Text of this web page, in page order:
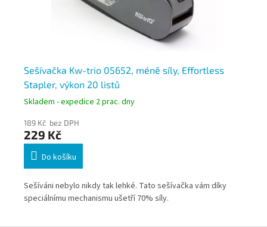
Sešívačka Kw-trio 05652, méně síly, Effortless
Stapler, výkon 20 listů
Skladem - expedice 2 prac. dny
189 Kč bez DPH
229 Kč
Do košíku
Sešíváni nebylo nikdy tak lehké. Tato sešívačka vám díky
speciálnímu mechanismu ušetří 70% síly.